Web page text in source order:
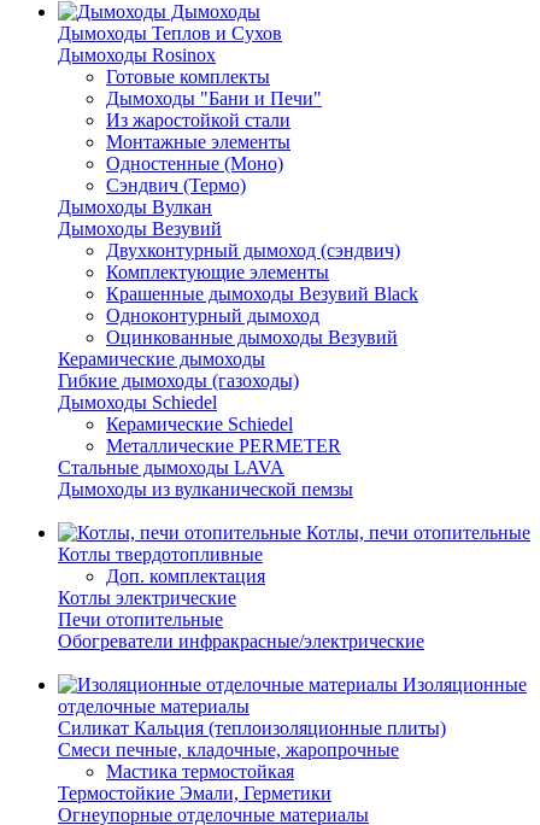
Дымоходы
Дымоходы Теплов и Сухов
Дымоходы Rosinox
Готовые комплекты
Дымоходы "Бани и Печи"
Из жаростойкой стали
Монтажные элементы
Одностенные (Моно)
Сэндвич (Термо)
Дымоходы Вулкан
Дымоходы Везувий
Двухконтурный дымоход (сэндвич)
Комплектующие элементы
Крашенные дымоходы Везувий Black
Одноконтурный дымоход
Оцинкованные дымоходы Везувий
Керамические дымоходы
Гибкие дымоходы (газоходы)
Дымоходы Schiedel
Керамические Schiedel
Металлические PERMETER
Стальные дымоходы LAVA
Дымоходы из вулканической пемзы
Котлы, печи отопительные
Котлы твердотопливные
Доп. комплектация
Котлы электрические
Печи отопительные
Обогреватели инфракрасные/электрические
Изоляционные
отделочные материалы
Силикат Кальция (теплоизоляционные плиты)
Смеси печные, кладочные, жаропрочные
Мастика термостойкая
Термостойкие Эмали, Герметики
Огнеупорные отделочные материалы